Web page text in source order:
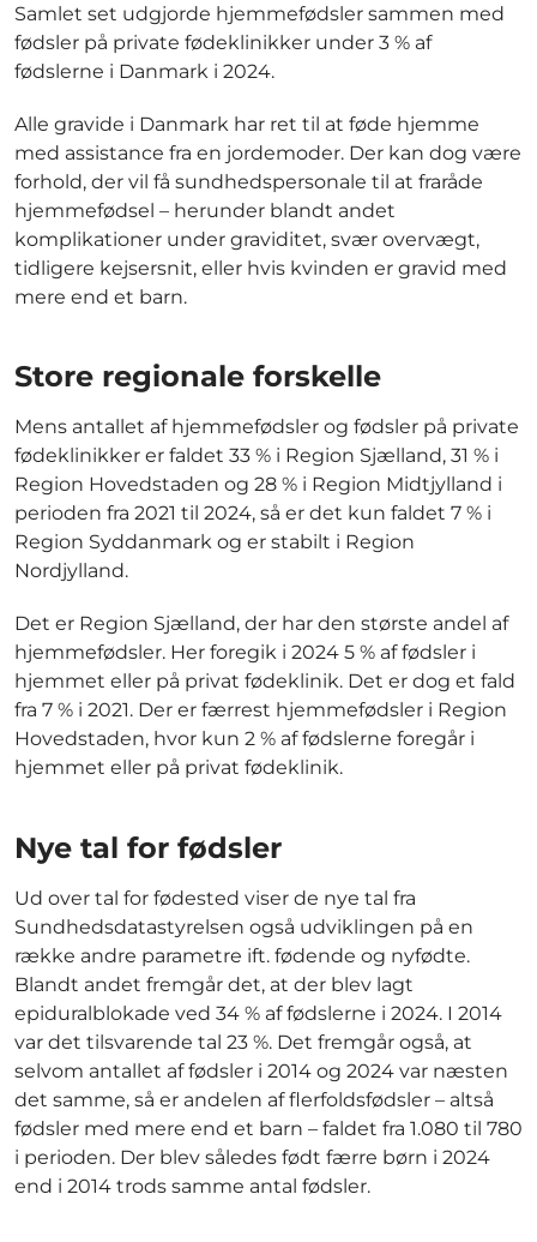
Samlet set udgjorde hjemmefødsler sammen med
fødsler på private fødeklinikker under 3 % af
fødslerne i Danmark i 2024.
Alle gravide i Danmark har ret til at føde hjemme
med assistance fra en jordemoder. Der kan dog være
forhold, der vil få sundhedspersonale til at fraråde
hjemmefødsel – herunder blandt andet
komplikationer under graviditet, svær overvægt,
tidligere kejsersnit, eller hvis kvinden er gravid med
mere end et barn.
Store regionale forskelle
Mens antallet af hjemmefødsler og fødsler på private
fødeklinikker er faldet 33 % i Region Sjælland, 31 % i
Region Hovedstaden og 28 % i Region Midtjylland i
perioden fra 2021 til 2024, så er det kun faldet 7 % i
Region Syddanmark og er stabilt i Region
Nordjylland.
Det er Region Sjælland, der har den største andel af
hjemmefødsler. Her foregik i 2024 5 % af fødsler i
hjemmet eller på privat fødeklinik. Det er dog et fald
fra 7 % i 2021. Der er færrest hjemmefødsler i Region
Hovedstaden, hvor kun 2 % af fødslerne foregår i
hjemmet eller på privat fødeklinik.
Nye tal for fødsler
Ud over tal for fødested viser de nye tal fra
Sundhedsdatastyrelsen også udviklingen på en
række andre parametre ift. fødende og nyfødte.
Blandt andet fremgår det, at der blev lagt
epiduralblokade ved 34 % af fødslerne i 2024. I 2014
var det tilsvarende tal 23 %. Det fremgår også, at
selvom antallet af fødsler i 2014 og 2024 var næsten
det samme, så er andelen af flerfoldsfødsler – altså
fødsler med mere end et barn – faldet fra 1.080 til 780
i perioden. Der blev således født færre børn i 2024
end i 2014 trods samme antal fødsler.